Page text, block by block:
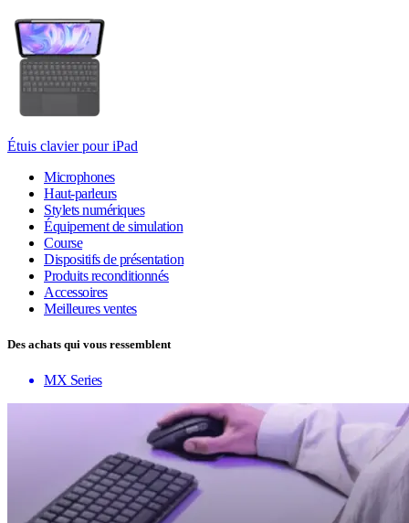
Étuis clavier pour iPad
Microphones
Haut-parleurs
Stylets numériques
Équipement de simulation
Course
Dispositifs de présentation
Produits reconditionnés
Accessoires
Meilleures ventes
Des achats qui vous ressemblent
MX Series